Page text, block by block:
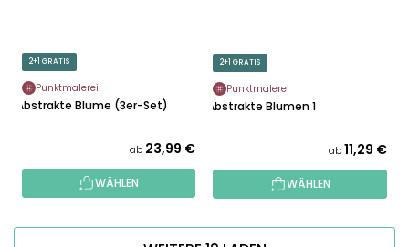
2+1 GRATIS
Punktmalerei
Abstrakte Blume (3er-Set)
ab 23,99 €
WÄHLEN
2+1 GRATIS
Punktmalerei
Abstrakte Blumen 1
ab 11,29 €
WÄHLEN